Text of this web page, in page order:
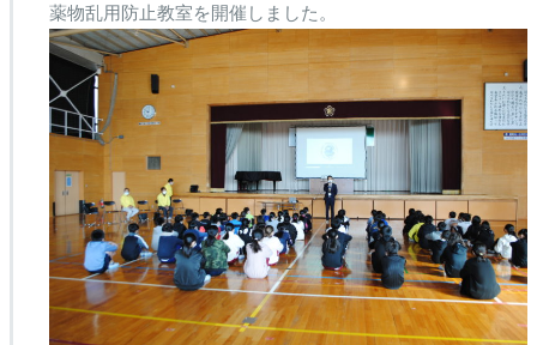
用
防
止
教
は
薬物乱用防止教室を開催しました。